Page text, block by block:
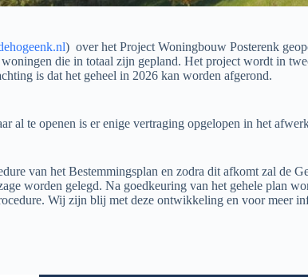
) over het Project Woningbouw Posterenk
die in totaal zijn gepland. Het project wordt in
is dat het geheel in 2026 kan worden afgerond.
al te openen is er enige vertraging opgelopen in het
van het Bestemmingsplan en zodra dit afkomt zal de
worden gelegd. Na goedkeuring van het gehele plan
Wij zijn blij met deze ontwikkeling en voor meer